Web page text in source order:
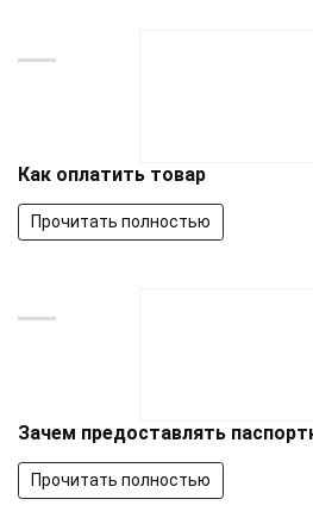
Как оплатить товар
Прочитать полностью
Зачем предоставлять
Прочитать полностью